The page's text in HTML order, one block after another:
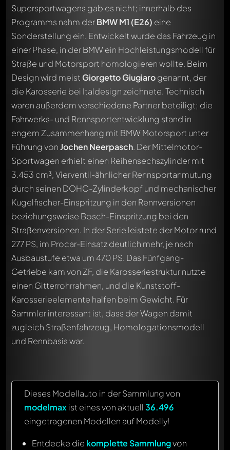
Supersportwagens gab es nicht; innerhalb des
Programms nahm derBMW M1 (E26) eine
Sonderstellung ein. Entwickelt wurde das Fahrzeug in
einer Phase, in der BMW ein Hochleistungsmodell für
Straße und Motorsport homologieren wollte. Beim
Design wird meist Giorgetto Giugiarogenannt, der
die Karosserie bei Italdesign zeichnete. Technisch
waren außerdem verschiedene Partner beteiligt; die
Fahrwerks- und Rennsportentwicklung stand in
engem Zusammenhang mit BMW Motorsport unter
Führung vonJochen Neerpasch. Der Mittelmotor-
Sportwagen erhielt einen Reihensechszylinder mit
3.453 cm³, Vierventil-ähnlicher Rennsportanmutung
durch seinen DOHC-Zylinderkopf und mechanischer
Kugelfischer-Einspritzung in den Rennversionen
beziehungsweise Bosch-Einspritzung bei den
Straßenversionen. In der Serie leistete der Motor rund
277 PS, im Procar-Einsatz deutlich mehr, je nach
Ausbaustufe etwa um 470 PS. Das Fünfgang-
Getriebe kam von ZF, die Karosseriestruktur nutzte
einen Gitterrohrrahmen, und die Kunststoff-
Karosserieelemente halfen beim Gewicht. Für
Sammler interessant ist, dass der Wagen damit
zugleich Straßenfahrzeug, Homologationsmodell
und Rennbasis war.
Dieses Modellauto in der Sammlung von
modelmaxist eines von aktuell36.496
eingetragenen Modellen auf Modelly!
Entdecke die komplette Sammlungvon